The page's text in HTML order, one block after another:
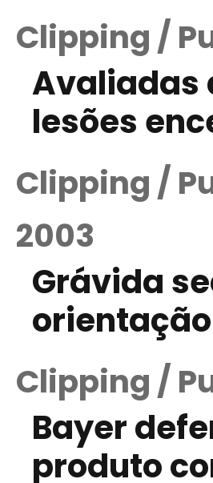
Clipping /
Avaliadas
lesões
Clipping /
2003
Grávida
Clipping /
Bayer
produto